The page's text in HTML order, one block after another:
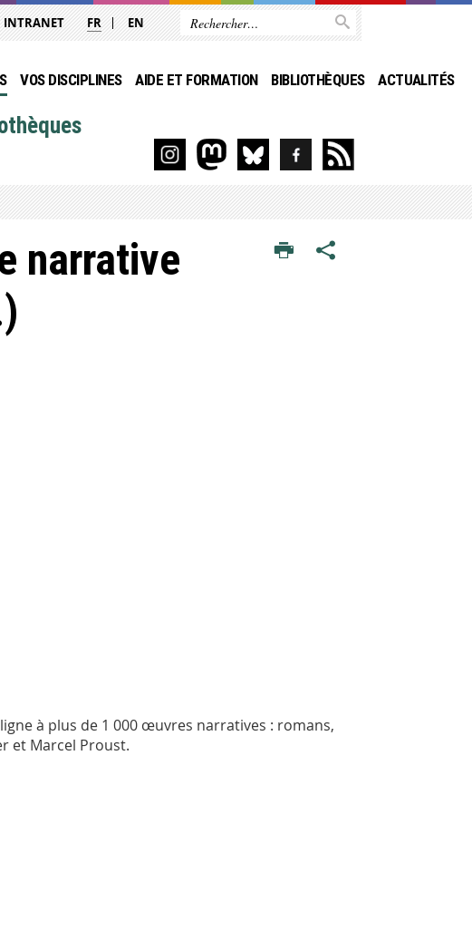
INTRANET FR EN
VOS DISCIPLINES AIDE ET FORMATION BIBLIOTHÈQUES ACTUALITÉS
narrative
à plus de 1 000 œuvres narratives : romans,
et Marcel Proust.